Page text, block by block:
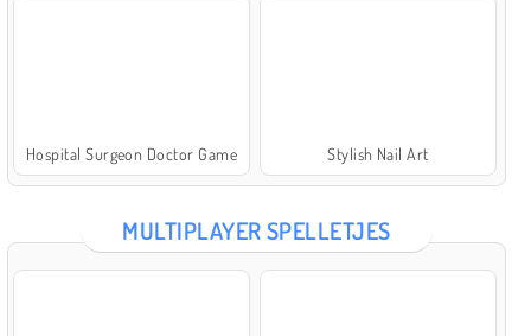
Hospital Surgeon Doctor Game Stylish Nail Art
MULTIPLAYER SPELLETJES